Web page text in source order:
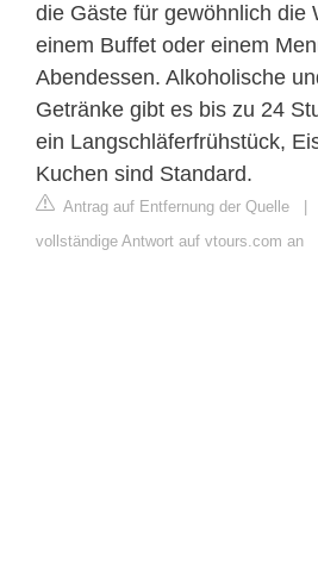
die Gäste für gewöhnlich die
einem Buffet oder einem
Abendessen. Alkoholische
Getränke gibt es bis zu 24
ein Langschläferfrühstück,
Kuchen sind Standard.
Antrag auf Entfernung der Quelle
vollständige Antwort auf vtours.com an